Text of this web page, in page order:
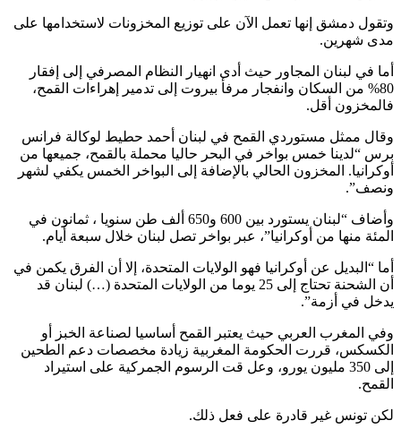
وتقول دمشق إنها تعمل الآن على توزيع المخزونات لاستخدامها على
مدى شهرين.
أما في لبنان المجاور حيث أدى انهيار النظام المصرفي إلى إفقار
80% من السكان وانفجار مرفأ بيروت إلى تدمير إهراءات القمح،
فالمخزون أقل.
وقال ممثل مستوردي القمح في لبنان أحمد حطيط لوكالة فرانس
برس “لدينا خمس بواخر في البحر حاليا محملة بالقمح، جميعها من
أوكرانيا. المخزون الحالي بالإضافة إلى البواخر الخمس يكفي لشهر
ونصف”.
وأضاف “لبنان يستورد بين 600 و650 ألف طن سنويا ، ثمانون في
المئة منها من أوكرانيا”، عبر بواخر تصل لبنان خلال سبعة أيام.
أما “البديل عن أوكرانيا فهو الولايات المتحدة، إلا أن الفرق يكمن في
أن الشحنة تحتاج إلى 25 يوما من الولايات المتحدة (…) لبنان قد
يدخل في أزمة”.
وفي المغرب العربي حيث يعتبر القمح أساسيا لصناعة الخبز أو
الكسكس، قررت الحكومة المغربية زيادة مخصصات دعم الطحين
إلى 350 مليون يورو، وعل قت الرسوم الجمركية على استيراد
القمح.
لكن تونس غير قادرة على فعل ذلك.